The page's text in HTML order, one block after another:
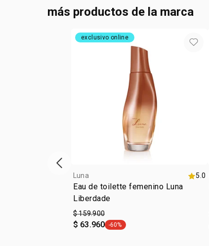
más productos de la marca
exclusivo online
Luna 5.0
Eau de toilette femenino Luna
Liberdade
$ 159.900
$ 63.960 general.tag -60%
-60%
ítem anterior